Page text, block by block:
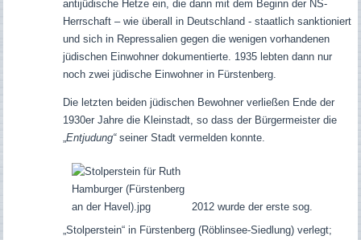
antijüdische Hetze ein, die dann mit dem Beginn der NS-
Herrschaft – wie überall in Deutschland - staatlich sanktioniert
und sich in Repressalien gegen die wenigen vorhandenen
jüdischen Einwohner dokumentierte. 1935 lebten dann nur
noch zwei jüdische Einwohner in Fürstenberg.
Die letzten beiden jüdischen Bewohner verließen Ende der
1930er Jahre die Kleinstadt, so dass der Bürgermeister die
Entjudung“seiner Stadt vermelden konnte.
2012 wurde der erste sog.
„Stolperstein“ in Fürstenberg (Röblinsee-Siedlung) verlegt;